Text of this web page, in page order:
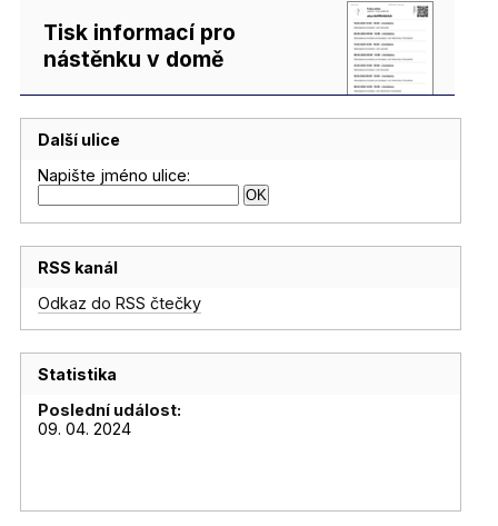
Tisk informací pro
nástěnku v domě
Další ulice
Napište jméno ulice:
RSS kanál
Odkaz do RSS čtečky
Statistika
Poslední událost:
09. 04. 2024